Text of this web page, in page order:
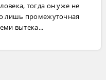
тогда он уже не
лишь промежуточная
вытека...